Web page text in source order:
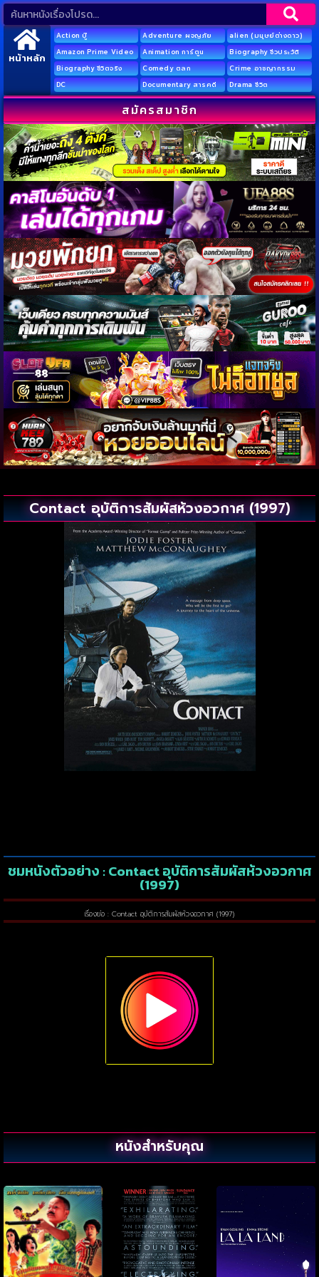
หน้าหลัก
Action บู๊ Adventure ผจญภัย
alien (มนุษย์ต่างดาว)
Amazon Prime Video
Animation การ์ตูน
Biography ชีวประวัติ
Biography ชีวิตจริง
Comedy ตลก
Crime อาชญากรรม
DC
Documentary สารคดี Drama ชีวิต
สมัครสมาชิก
Contact อุบัติการสัมผัสห้วงอวกาศ (1997)
ชมหนังตัวอย่าง : Contact อุบัติการสัมผัสห้วงอวกาศ
(1997)
เรื่องย่อ : Contact อุบัติการสัมผัสห้วงอวกาศ (1997)
หนังสำหรับคุณ